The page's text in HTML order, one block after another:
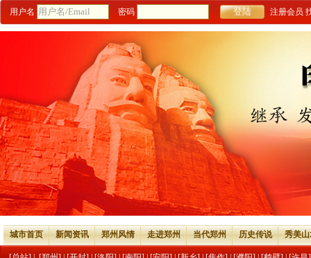
用户名 密码 注册会员
城市首页 新闻资讯 郑州风情 走进郑州 当代郑州 历史传说 秀美